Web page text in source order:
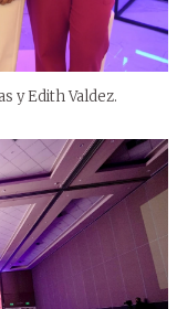
y Edith Valdez.